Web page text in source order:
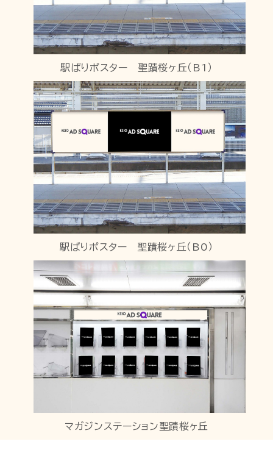
駅ばりポスター 聖蹟桜ヶ丘（B1）
駅ばりポスター 聖蹟桜ヶ丘（B0）
マガジンステーション聖蹟桜ヶ丘